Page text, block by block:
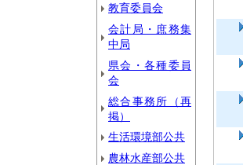
教育委員会
会計局・庶務集
中局
県会・各種委員
会
総合事務所（再
掲）
生活環境部公共
農林水産部公共